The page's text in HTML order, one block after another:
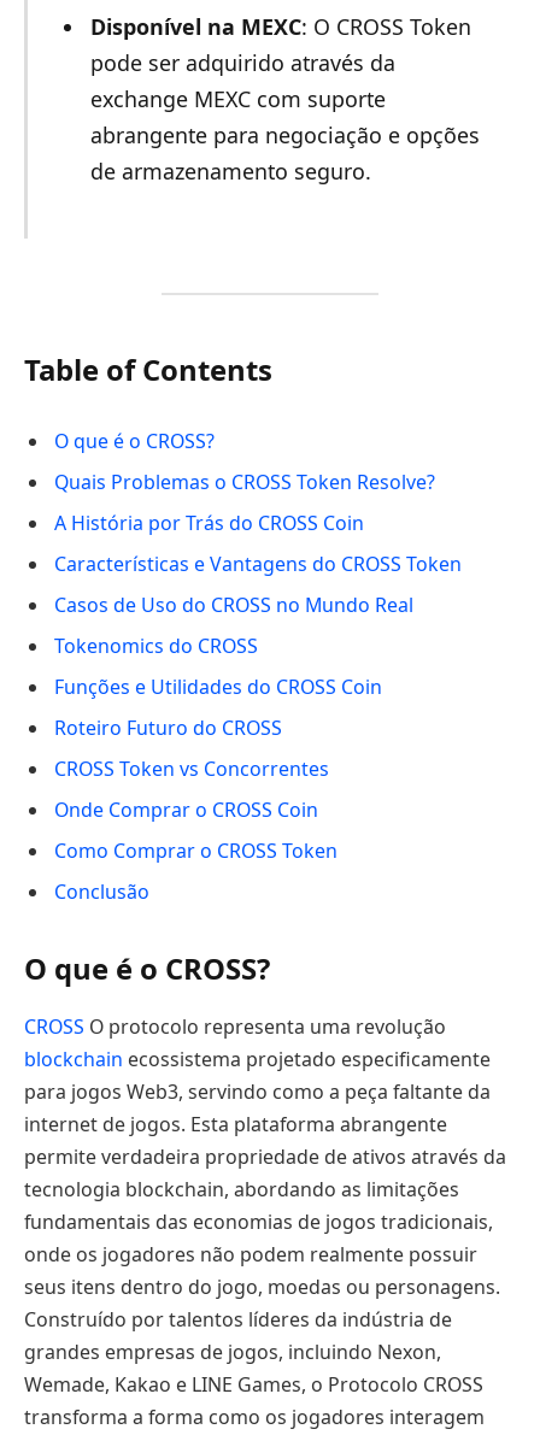
Disponível na MEXC: O CROSS Token
pode ser adquirido através da
exchange MEXC com suporte
abrangente para negociação e opções
de armazenamento seguro.
Table of Contents
O que é o CROSS?
Quais Problemas o CROSS Token Resolve?
A História por Trás do CROSS Coin
Características e Vantagens do CROSS Token
Casos de Uso do CROSS no Mundo Real
Tokenomics do CROSS
Funções e Utilidades do CROSS Coin
Roteiro Futuro do CROSS
CROSS Token vs Concorrentes
Onde Comprar o CROSS Coin
Como Comprar o CROSS Token
Conclusão
O que é o CROSS?
CROSS O protocolo representa uma revolução
blockchain ecossistema projetado especificamente
para jogos Web3, servindo como a peça faltante da
internet de jogos. Esta plataforma abrangente
permite verdadeira propriedade de ativos através da
tecnologia blockchain, abordando as limitações
fundamentais das economias de jogos tradicionais,
onde os jogadores não podem realmente possuir
seus itens dentro do jogo, moedas ou personagens.
Construído por talentos líderes da indústria de
grandes empresas de jogos, incluindo Nexon,
Wemade, Kakao e LINE Games, o Protocolo CROSS
transforma a forma como os jogadores interagem